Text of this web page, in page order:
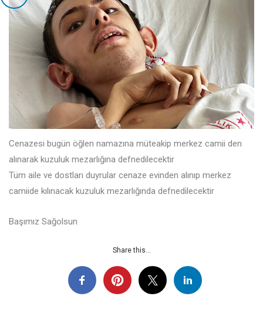
Cenazesi bugün öğlen namazına müteakip merkez camii den
alınarak kuzuluk mezarlığına defnedilecektir
Tüm aile ve dostları duyrular cenaze evinden alınıp merkez
camiide kılınacak kuzuluk mezarlığında defnedilecektir
Başımız Sağolsun
Share this...